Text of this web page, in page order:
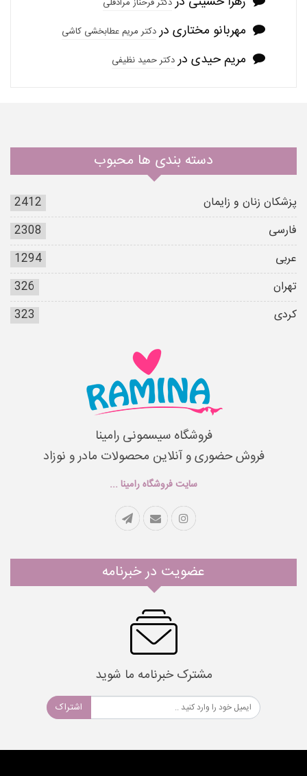
مهربانو مختاری دردکتر مریم عطابخشی کاشی
مریم حیدی دردکتر حمید نظیفی
دسته بندی ها محبوب
پزشکان زنان و زایمان
2412
فارسی
2308
عربی
1294
تهران
326
کردی
323
فروشگاه سیسمونی رامینا
فروش حضوری و آنلاین محصولات مادر و نوزاد
سایت فروشگاه رامینا ...
عضویت در خبرنامه
مشترک خبرنامه ما شوید
اشتراک